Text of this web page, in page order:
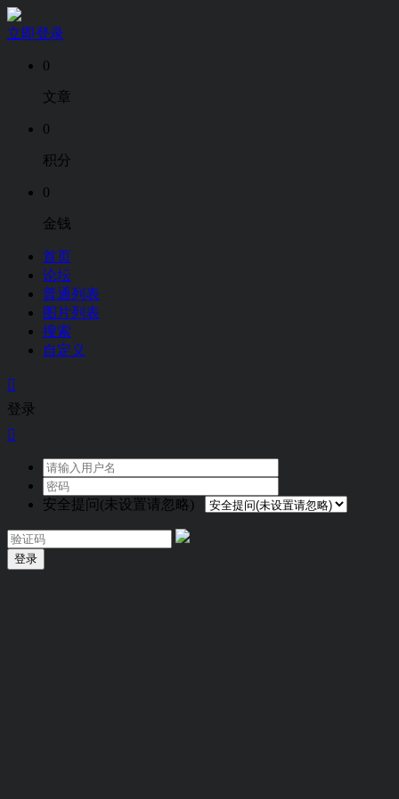
立即登录
0
文章
0
积分
0
金钱
首页
论坛
普通列表
图片列表
搜索
自定义

登录

安全提问(未设置请忽略)
登录